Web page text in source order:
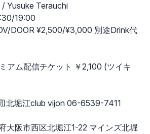
Yusuke Terauchi
19:00
DOOR ¥2,500/¥3,000 別途Drink代
アム配信チケット ￥2,100 (ツイキ
北堀江club vijon 06-6539-7411
大阪市西区北堀江1-22 マインズ北堀